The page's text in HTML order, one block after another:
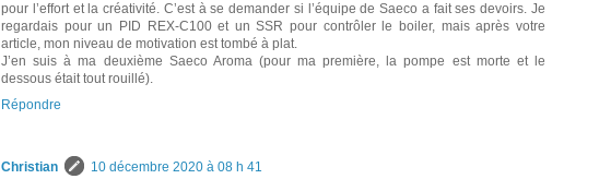
pour l’effort et la créativité. C’est à se demander si l’équipe de Saeco a fait ses devoirs. Je
regardais pour un PID REX-C100 et un SSR pour contrôler le boiler, mais après votre
article, mon niveau de motivation est tombé à plat.
J’en suis à ma deuxième Saeco Aroma (pour ma première, la pompe est morte et le
dessous était tout rouillé).
Répondre
Christian 10 décembre 2020 à 08 h 41